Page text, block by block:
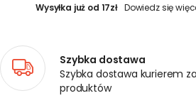
Wysyłka już od 17zł Dowiedz się
Szybka dostawa
Szybka dostawa kurierem
produktów